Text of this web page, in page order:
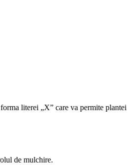
literei „X” care va permite plantei
de mulchire.